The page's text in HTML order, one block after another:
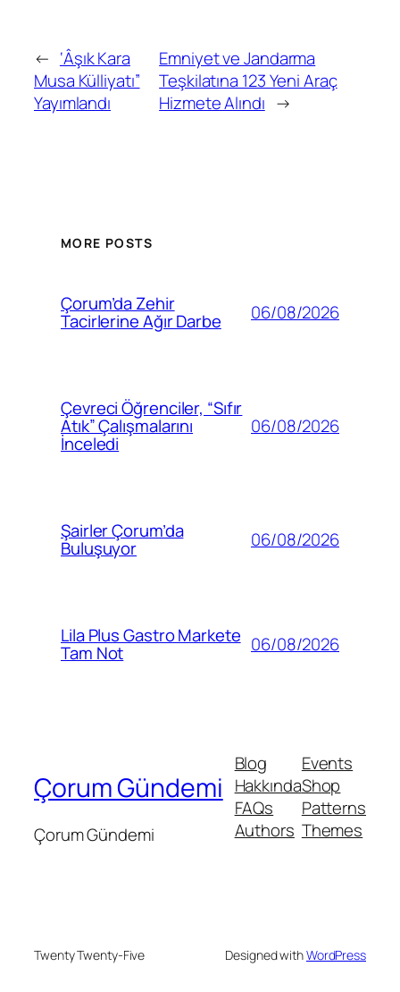
← ‘Âşık Kara
Musa Külliyatı”
Yayımlandı
Emniyet ve Jandarma
Teşkilatına 123 Yeni Araç
Hizmete Alındı →
MORE POSTS
Çorum’da Zehir
Tacirlerine Ağır Darbe 06/08/2026
Çevreci Öğrenciler, “Sıfır
Atık” Çalışmalarını
İnceledi
06/08/2026
Şairler Çorum’da
Buluşuyor 06/08/2026
Lila Plus Gastro Markete
Tam Not 06/08/2026
Çorum Gündemi
Çorum Gündemi
Blog
Hakkında
FAQs
Authors
Events
Shop
Patterns
Themes
Twenty Twenty-Five Designed withWordPress